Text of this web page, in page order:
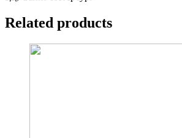
Related products